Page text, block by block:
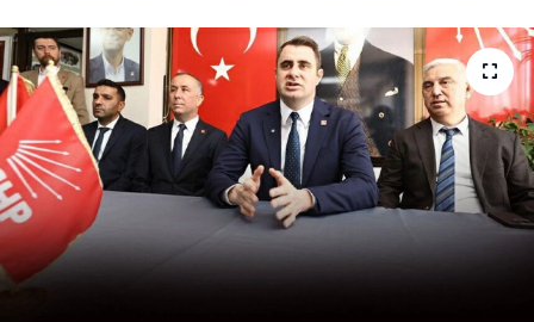
SAĞLIK
Siyaset
SPOR
TEKNOLOJİ